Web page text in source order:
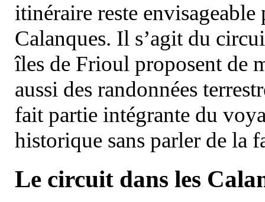
itinéraire reste
Calanques. Il s’agit du
îles de Frioul proposent de
aussi des randonnées
fait partie intégrante du
historique sans parler de la
Le circuit dans les